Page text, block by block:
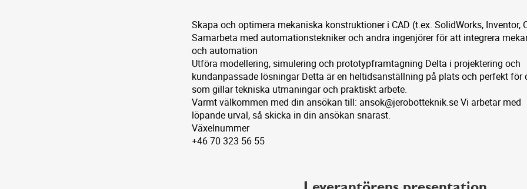
Skapa och optimera mekaniska konstruktioner i CAD (t.ex. SolidWorks, Inventor,
Samarbeta med automationstekniker och andra ingenjörer för att integrera
och automation
Utföra modellering, simulering och prototypframtagning Delta i projektering och
kundanpassade lösningar Detta är en heltidsanställning på plats och perfekt för
som gillar tekniska utmaningar och praktiskt arbete.
Varmt välkommen med din ansökan till: ansok@jerobotteknik.se Vi arbetar med
löpande urval, så skicka in din ansökan snarast.
Växelnummer
+46 70 323 56 55